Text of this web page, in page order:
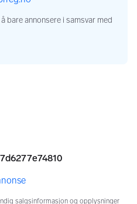
bare annonsere i samsvar med
salgsinformasjon og opplysninger